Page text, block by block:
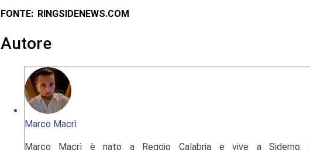
FONTE: RINGSIDENEWS.COM
Autore
Marco Macrì
Marco Macrì è nato a Reggio Calabria e vive a Siderno,